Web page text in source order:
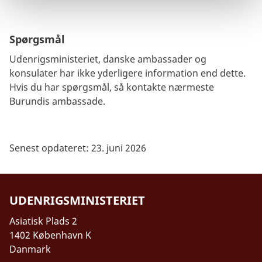
Spørgsmål
Udenrigsministeriet, danske ambassader og
konsulater har ikke yderligere information end dette.
Hvis du har spørgsmål, så kontakte nærmeste
Burundis ambassade.
Senest opdateret: 23. juni 2026
UDENRIGSMINISTERIET
Asiatisk Plads 2
1402 København K
Danmark